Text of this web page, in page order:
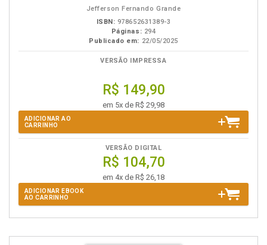
Jefferson Fernando Grande
ISBN: 978652631389-3
Páginas: 294
Publicado em: 22/05/2025
VERSÃO IMPRESSA
R$ 149,90
em 5x de R$ 29,98
ADICIONAR AO
CARRINHO
VERSÃO DIGITAL
R$ 104,70
em 4x de R$ 26,18
ADICIONAR EBOOK
AO CARRINHO